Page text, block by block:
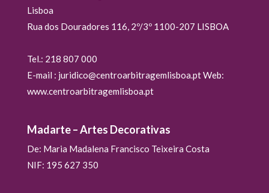
Lisboa
Rua dos Douradores 116, 2º/3º 1100-207 LISBOA
Tel.: 218 807 000
E-mail : juridico@centroarbitragemlisboa.pt Web:
www.centroarbitragemlisboa.pt
Madarte – Artes Decorativas
De: Maria Madalena Francisco Teixeira Costa
NIF: 195 627 350